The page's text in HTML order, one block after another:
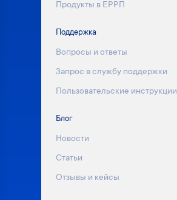
Продукты в ЕРРП
Поддержка
Вопросы и ответы
Запрос в службу поддержки
Пользовательские инструкции
Блог
Новости
Статьи
Отзывы и кейсы